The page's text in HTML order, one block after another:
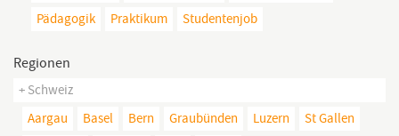
Pädagogik
Praktikum Studentenjob
Regionen
+ Schweiz
Aargau
Basel Bern Graubünden Luzern
St Gallen